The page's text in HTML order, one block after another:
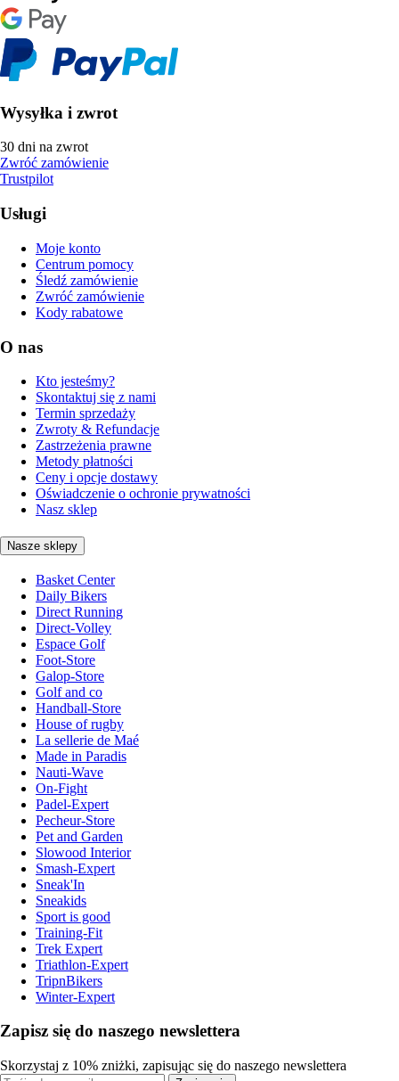
Wysyłka i zwrot
30 dni na zwrot
Zwróć zamówienie
Trustpilot
Usługi
Moje konto
Centrum pomocy
Śledź zamówienie
Zwróć zamówienie
Kody rabatowe
O nas
Kto jesteśmy?
Skontaktuj się z nami
Termin sprzedaży
Zwroty & Refundacje
Zastrzeżenia prawne
Metody płatności
Ceny i opcje dostawy
Oświadczenie o ochronie prywatności
Nasz sklep
Nasze sklepy
Basket Center
Daily Bikers
Direct Running
Direct-Volley
Espace Golf
Foot-Store
Galop-Store
Golf and co
Handball-Store
House of rugby
La sellerie de Maé
Made in Paradis
Nauti-Wave
On-Fight
Padel-Expert
Pecheur-Store
Pet and Garden
Slowood Interior
Smash-Expert
Sneak'In
Sneakids
Sport is good
Training-Fit
Trek Expert
Triathlon-Expert
TripnBikers
Winter-Expert
Zapisz się do naszego newslettera
Skorzystaj z 10% zniżki, zapisując się do naszego newslettera